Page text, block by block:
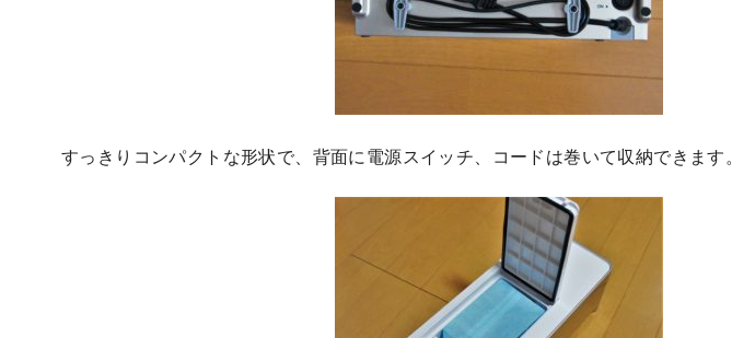
すっきりコンパクトな形状で、背面に電源スイッチ、コードは巻いて収納できます。